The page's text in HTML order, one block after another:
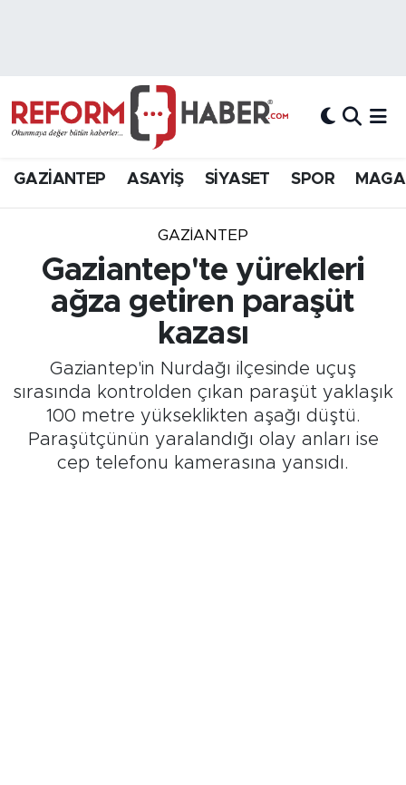
GAZİANTEP ASAYİŞ SİYASET SPOR
GAZIANTEP
Gaziantep'te yürekleri
ağza getiren paraşüt
kazası
Gaziantep'in Nurdağı ilçesinde uçuş
sırasında kontrolden çıkan paraşüt yaklaşık
100 metre yükseklikten aşağı düştü.
Paraşütçünün yaralandığı olay anları ise
cep telefonu kamerasına yansıdı.
Hava Durumu
Süper Lig Puan Durumu ve Fikstür
Tüm Manşetler
Son Dakika Haberleri